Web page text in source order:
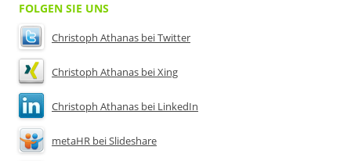
FOLGEN SIE UNS
Christoph Athanas bei Twitter
Christoph Athanas bei Xing
Christoph Athanas bei LinkedIn
metaHR bei Slideshare